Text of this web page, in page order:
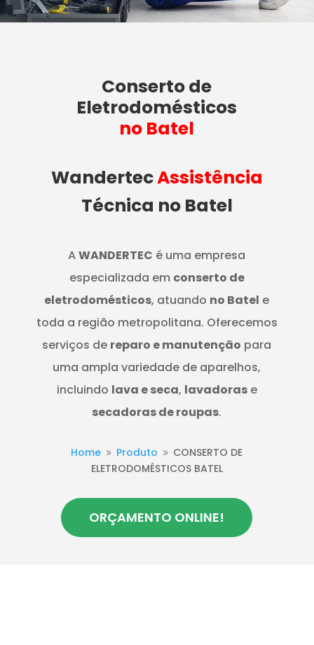
Conserto de
Eletrodomésticos
no Batel
WandertecAssistência
Técnica no Batel
AWANDERTEC é uma empresa
especializada em conserto de
eletrodomésticos, atuando no Batel e
toda a região metropolitana. Oferecemos
serviços de reparo e manutenção para
uma ampla variedade de aparelhos,
incluindo lava e seca, lavadorase
secadoras de roupas.
Home 9 Produto 9 CONSERTO DE
ELETRODOMÉSTICOS BATEL
ORÇAMENTO ONLINE!